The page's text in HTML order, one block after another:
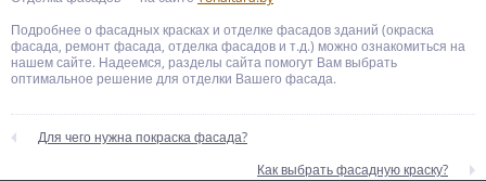
Подробнее о фасадных красках и отделке фасадов зданий (окраска
фасада, ремонт фасада, отделка фасадов и т.д.) можно ознакомиться на
нашем сайте. Надеемся, разделы сайта помогут Вам выбрать
оптимальное решение для отделки Вашего фасада.
Для чего нужна покраска фасада?
Как выбрать фасадную краску?